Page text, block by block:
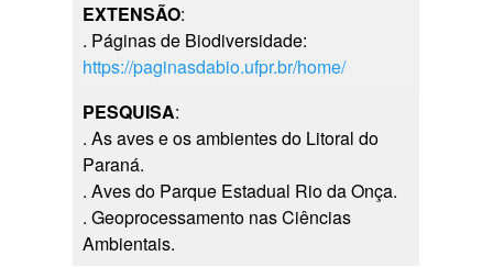
EXTENSÃO:
. Páginas de Biodiversidade:
https://paginasdabio.ufpr.br/home/
PESQUISA:
. As aves e os ambientes do Litoral do
Paraná.
. Aves do Parque Estadual Rio da Onça.
. Geoprocessamento nas Ciências
Ambientais.